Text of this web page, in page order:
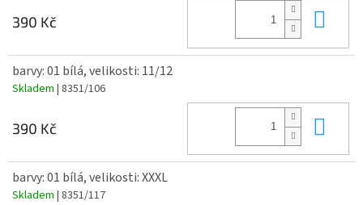
390 Kč
barvy: 01 bílá, velikosti: 11/12
Skladem | 8351/106
390 Kč
barvy: 01 bílá, velikosti: XXXL
Skladem | 8351/117